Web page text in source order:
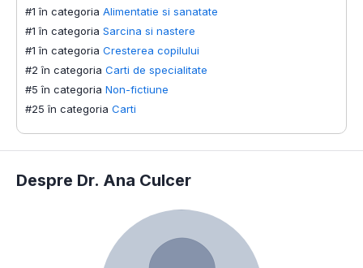
#1 în categoria Alimentatie si sanatate
#1 în categoria Sarcina si nastere
#1 în categoria Cresterea copilului
#2 în categoria Carti de specialitate
#5 în categoria Non-fictiune
#25 în categoria Carti
Despre Dr. Ana Culcer